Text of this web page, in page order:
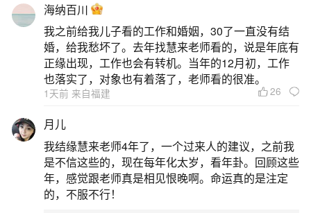
相破的生肖即为“犯太岁”。2024年为甲辰年，地支
为“辰”，辰与辰相重为“值太岁”（属龙）；辰与戌相
冲为“冲太岁”，但今年实际为“
2、今年那个属相犯太岁
2024年甲辰龙年，犯太岁的属相有：属龙、属
狗、属兔、属鸡、属牛。其中属龙值太岁，为本命
年，影响最直接；属狗为冲太岁，易有变动或冲
突；属兔为刑太岁，注意人际与情绪波动；属鸡为
海纳百川
我之前给我儿子看的工作和婚姻，30了一直没有结
婚，给我愁坏了。去年找慧来老师看的，说是年底有
正缘出现，工作也会有转机。当年的12月初，工作
也落实了，对象也有着落了，老师看的很准。
1天前 来自福建 26
月儿
我结缘慧来老师4年了，一个过来人的建议，之前我
是不信这些的，现在每年化太岁，看年卦。回顾这些
年，感觉跟老师真是相见恨晚啊。命运真的是注定
的，不服不行！